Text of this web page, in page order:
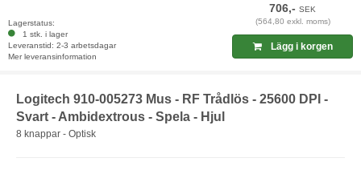
Lagerstatus:
1 stk. i lager
Leveranstid: 2-3 arbetsdagar
Mer leveransinformation
706,-SEK
(564,80 exkl. moms)
Lägg i korgen
Logitech 910-005273 Mus - RF Trådlös - 25600 DPI -
Svart - Ambidextrous - Spela - Hjul
8 knappar - Optisk